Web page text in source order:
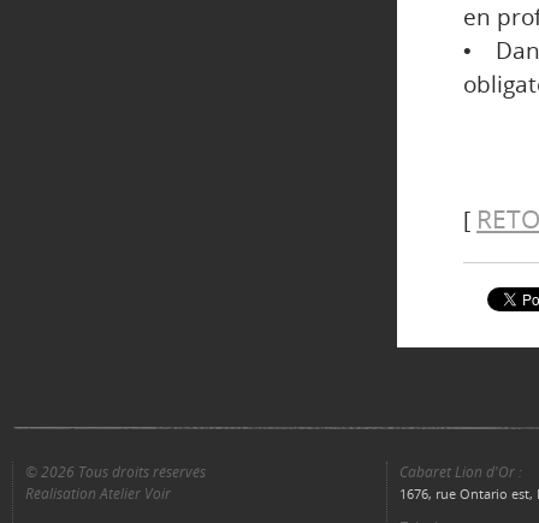
en
•
[
© 2026 Tous droits réservés
Réalisation Atelier Voir
Cabaret Lion d'Or :
1676, rue Ontario est,